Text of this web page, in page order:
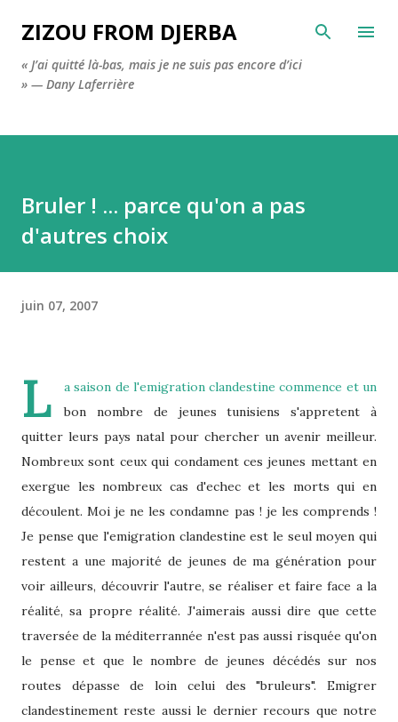
Accéder au contenu principal
ZIZOU FROM DJERBA
« J’ai quitté là-bas, mais je ne suis pas encore d’ici
» — Dany Laferrière
Bruler ! ... parce qu'on a pas
d'autres choix
juin 07, 2007
L
a saison de l'emigration clandestine commence et un
bon nombre de jeunes tunisiens s'appretent à
quitter leurs pays natal pour chercher un avenir meilleur.
Nombreux sont ceux qui condament ces jeunes mettant en
exergue les nombreux cas d'echec et les morts qui en
découlent. Moi je ne les condamne pas ! je les comprends !
Je pense que l'emigration clandestine est le seul moyen qui
restent a une majorité de jeunes de ma génération pour
voir ailleurs, découvrir l'autre, se réaliser et faire face a la
réalité, sa propre réalité. J'aimerais aussi dire que cette
traversée de la méditerrannée n'est pas aussi risquée qu'on
le pense et que le nombre de jeunes décédés sur nos
routes dépasse de loin celui des "bruleurs". Emigrer
clandestinement reste aussi le dernier recours que notre